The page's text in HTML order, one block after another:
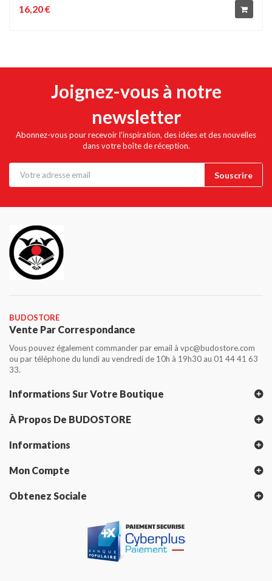
16,20 €
Joignez-vous à notre
newsletter
Abonnez-vous pour recevoir l'inspiration, des idées et des nouvelles
dans votre boîte de réception.
BUDOSTORE
Vente Par Correspondance
Vous pouvez également commander par email à vpc@budostore.com
ou par téléphone du lundi au vendredi de 10h à 19h30 au 01 44 41 63
33.
Informations Sur Votre Boutique
À Propos De BUDOSTORE
Informations
Mon Compte
Obtenez Sociale